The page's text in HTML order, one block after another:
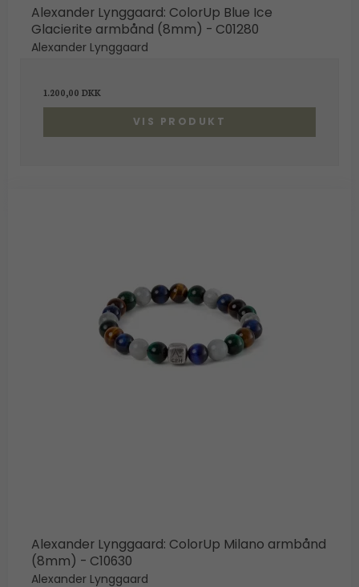
Alexander Lynggaard: ColorUp Blue Ice
Glacierite armbånd (8mm) - C01280
Alexander Lynggaard
1.200,00 DKK
VIS PRODUKT
Alexander Lynggaard: ColorUp Milano armbånd
(8mm) - C10630
Alexander Lynggaard